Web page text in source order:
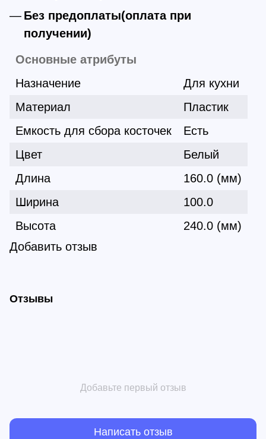
Без предоплаты(оплата при
получении)
Основные атрибуты
Назначение
Для кухни
Материал
Пластик
Емкость для сбора косточек
Есть
Цвет
Белый
Длина
160.0 (мм)
Ширина
100.0
Высота
240.0 (мм)
Добавить отзыв
Отзывы
Добавьте первый отзыв
Написать отзыв